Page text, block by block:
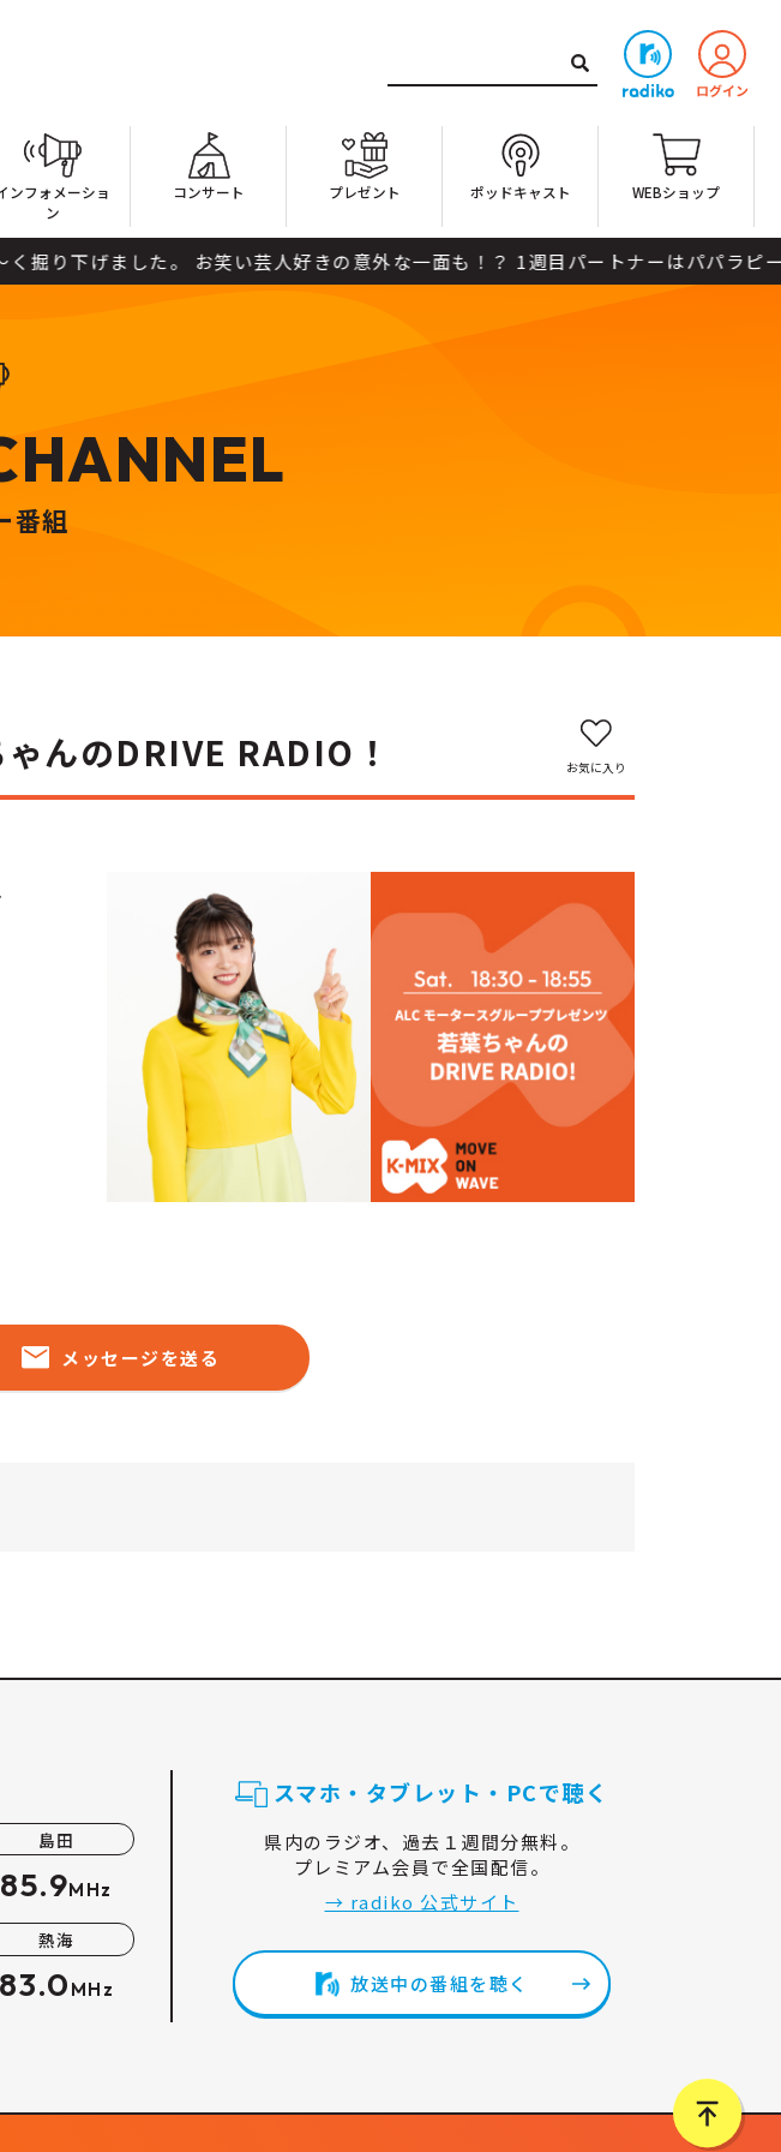
ンフォメーショ
ン
コンサート プレゼント ポッドキャスト WEBショップ
した。 お笑い芸人好きの意外な一面も！？ 1週目パートナーはパパラピー
番組
んのDRIVE RADIO！ お気に入り
メッセージを送る
島田
85.9MHz
熱海
83.0 MHz
スマホ・タブレット・PCで聴く
県内のラジオ、過去１週間分無料。
プレミアム会員で全国配信。
→ radiko 公式サイト
放送中の番組を聴く